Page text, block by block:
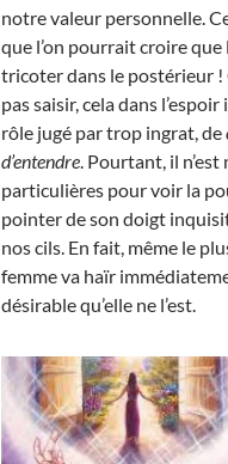
notre valeur personnelle.
que l’on pourrait croire
tricoter dans le postérieur !
pas saisir, cela dans
rôle jugé par trop ingrat, de
d’entendre. Pourtant, il
particulières pour voir la
pointer de son doigt
nos cils. En fait, même le
femme va haïr
désirable qu’elle ne l’est.